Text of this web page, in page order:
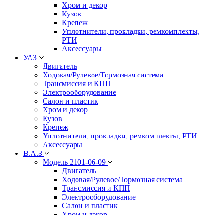
Хром и декор
Кузов
Крепеж
Уплотнители, прокладки, ремкомплекты,
РТИ
Аксессуары
УАЗ
Двигатель
Ходовая/Рулевое/Тормозная система
Трансмиссия и КПП
Электрооборудование
Салон и пластик
Хром и декор
Кузов
Крепеж
Уплотнители, прокладки, ремкомплекты, РТИ
Аксессуары
В.А.З
Модель 2101-06-09
Двигатель
Ходовая/Рулевое/Тормозная система
Трансмиссия и КПП
Электрооборудование
Салон и пластик